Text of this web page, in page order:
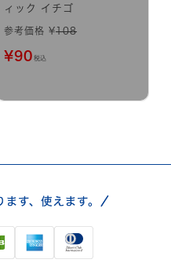
ィック イチゴ
参考価格 ¥108
¥90 税込